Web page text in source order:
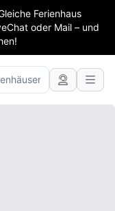
Ferienhaus
oder Mail – und